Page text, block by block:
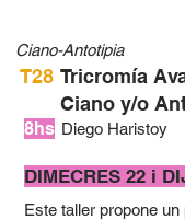
Ciano-Antotipia
T28 Tricromía
Ciano y/o
8hs Diego Haristoy
DIMECRES 22 i
Este taller propone